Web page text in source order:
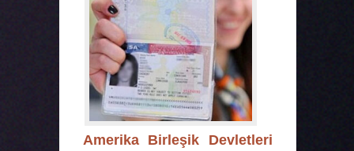
Amerika Birleşik Devletleri